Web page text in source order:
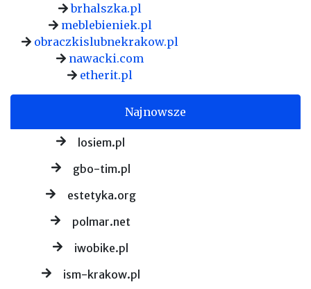
brhalszka.pl
meblebieniek.pl
obraczkislubnekrakow.pl
nawacki.com
etherit.pl
Najnowsze
losiem.pl
gbo-tim.pl
estetyka.org
polmar.net
iwobike.pl
ism-krakow.pl